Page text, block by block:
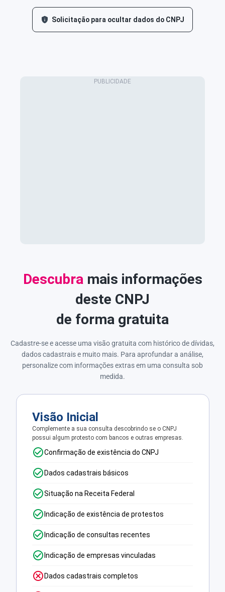
Solicitação para ocultar dados do CNPJ
Descubra mais informações
deste CNPJ
de forma gratuita
Cadastre-se e acesse uma visão gratuita com histórico de dívidas,
dados cadastrais e muito mais. Para aprofundar a análise,
personalize com informações extras em uma consulta sob
medida.
Visão Inicial
Complemente a sua consulta descobrindo se o CNPJ
possui algum protesto com bancos e outras empresas.
Confirmação de existência do CNPJ
Dados cadastrais básicos
Situação na Receita Federal
Indicação de existência de protestos
Indicação de consultas recentes
Indicação de empresas vinculadas
Dados cadastrais completos